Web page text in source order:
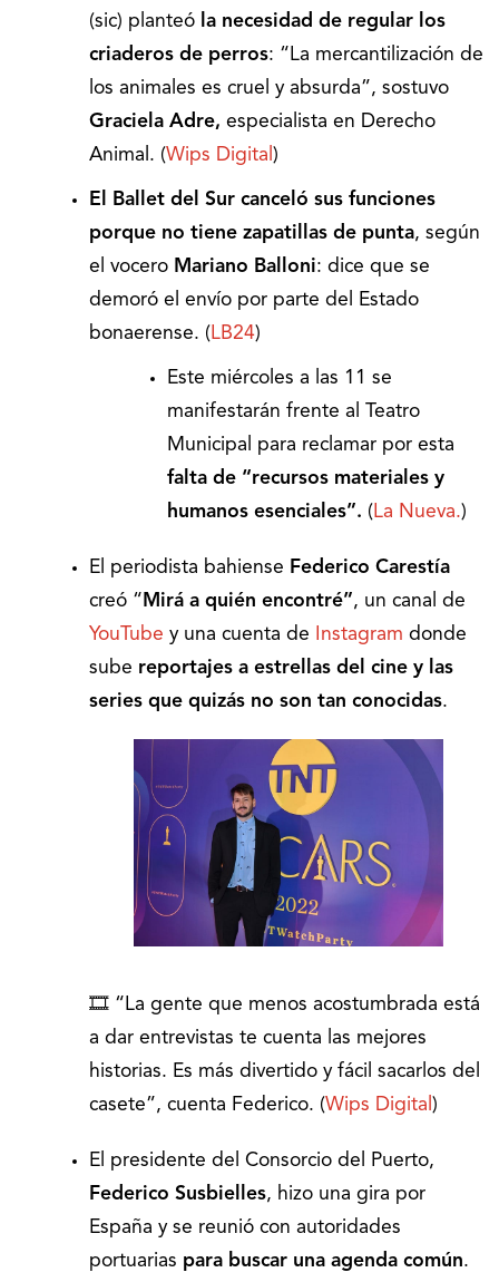
(sic) planteó la necesidad de regular los
criaderos de perros: “La mercantilización de
los animales es cruel y absurda”, sostuvo
Graciela Adre, especialista en Derecho
Animal. (Wips Digital)
El Ballet del Sur canceló sus funciones
porque no tiene zapatillas de punta, según
el vocero Mariano Balloni: dice que se
demoró el envío por parte del Estado
bonaerense. (LB24)
Este miércoles a las 11 se
manifestarán frente al Teatro
Municipal para reclamar por esta
falta de “recursos materiales y
humanos esenciales”. (La Nueva.)
El periodista bahiense Federico Carestía
creó “Mirá a quién encontré”, un canal de
YouTube y una cuenta de Instagram donde
sube reportajes a estrellas del cine y las
series que quizás no son tan conocidas.
🎞 “La gente que menos acostumbrada está
a dar entrevistas te cuenta las mejores
historias. Es más divertido y fácil sacarlos del
casete”, cuenta Federico. (Wips Digital )
El presidente del Consorcio del Puerto,
Federico Susbielles, hizo una gira por
España y se reunió con autoridades
portuarias para buscar una agenda común.